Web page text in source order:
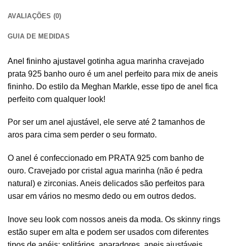
AVALIAÇÕES (0)
GUIA DE MEDIDAS
Anel fininho ajustavel gotinha agua marinha cravejado
prata 925 banho ouro é um anel perfeito para mix de aneis
fininho. Do estilo da Meghan Markle, esse tipo de anel fica
perfeito com qualquer look!
Por ser um anel ajustável, ele serve até 2 tamanhos de
aros para cima sem perder o seu formato.
O anel é confeccionado em PRATA 925 com banho de
ouro. Cravejado por cristal agua marinha (não é pedra
natural) e zirconias. Aneis delicados são perfeitos para
usar em vários no mesmo dedo ou em outros dedos.
Inove seu look com nossos aneis da moda. Os skinny rings
estão super em alta e podem ser usados com diferentes